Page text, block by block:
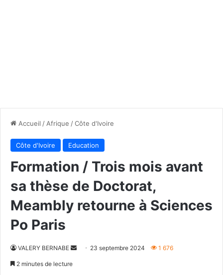
Accueil / Afrique /Côte d'Ivoire
Côte d'Ivoire Education
Formation / Trois mois avant
sa thèse de Doctorat,
Meambly retourne à Sciences
Po Paris
VALERY BERNABE
Envoyer23 septembre 2024 1 676
2 minutes de lecture